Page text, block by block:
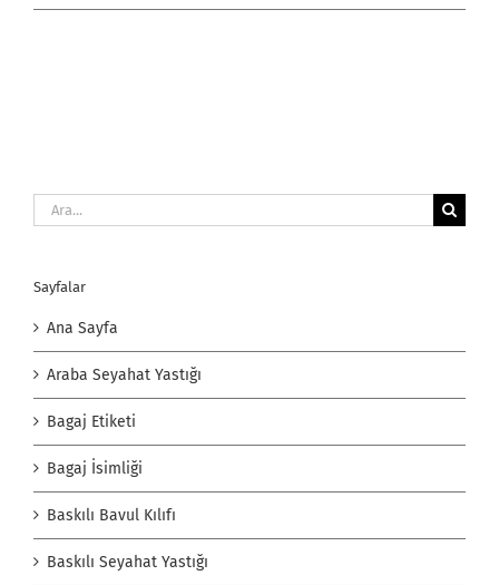
Yastığı
Ara:
Sayfalar
Ana Sayfa
Araba Seyahat Yastığı
Bagaj Etiketi
Bagaj İsimliği
Baskılı Bavul Kılıfı
Baskılı Seyahat Yastığı